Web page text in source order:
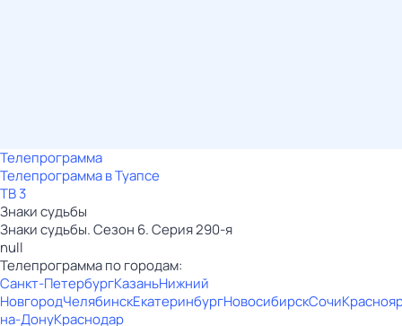
Телепрограмма
Телепрограмма в Туапсе
ТВ 3
Знаки cyдьбы
Знаки cyдьбы. Сезон 6. Серия 290-я
null
Телепрограмма по городам:
Санкт-ПетербургКазаньНижний
НовгородЧелябинскЕкатеринбургНовосибирскСочи
на-ДонуКраснодар